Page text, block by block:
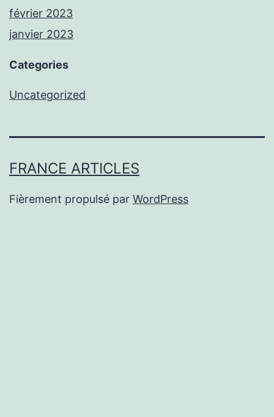
février 2023
janvier 2023
Categories
Uncategorized
FRANCE ARTICLES
Fièrement propulsé par WordPress